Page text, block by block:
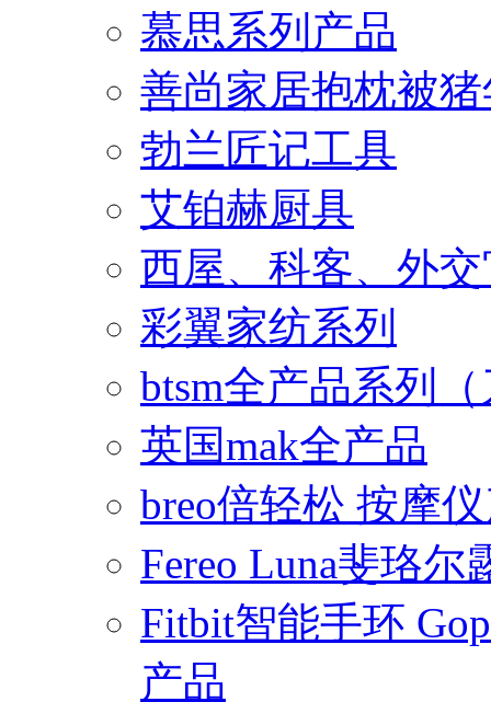
慕思系列产品
善尚家居抱枕被
勃兰匠记工具
艾铂赫厨具
西屋、科客、外
彩翼家纺系列
btsm全产品系列
英国mak全产品
breo倍轻松 按摩
Fereo Luna斐珞
Fitbit智能手环
产品